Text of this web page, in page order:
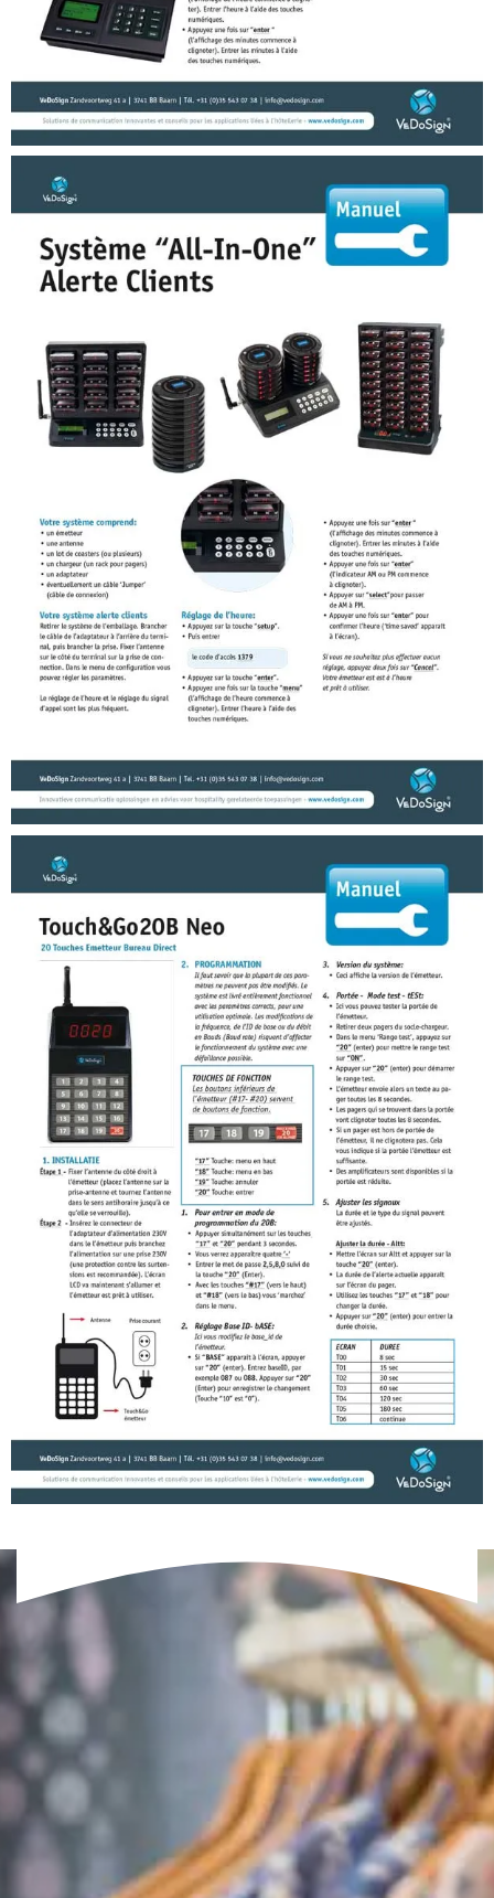
Manuals (FR)
Manuel Gos Coaster IQ Pager Systeme
Manuals (FR)
Manuel Systeme All In One Alerte Clients
Manuel Touch&Go20B Neo